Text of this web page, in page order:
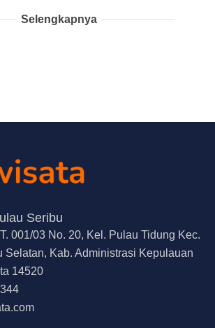
Selengkapnya
Seribu
001/03 No. 20, Kel. Pulau Tidung Kec.
Selatan, Kab. Administrasi Kepulauan
14520